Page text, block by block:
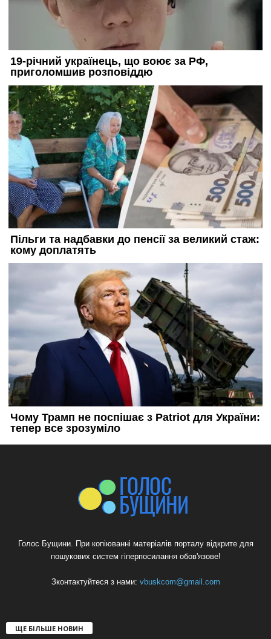
Голос Бущини. При копіюванні матеріалів порталу відкрите для
пошукових систем гіперпосилання обов'язове!
Зконтактуйтеся з нами: vbuskcom@gmail.com
ЩЕ БІЛЬШЕ НОВИН